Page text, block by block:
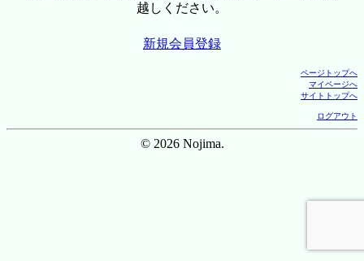
越しください。
新規会員登録
ページトップへ
マイページへ
サイトトップへ
ログアウト
© 2026 Nojima.